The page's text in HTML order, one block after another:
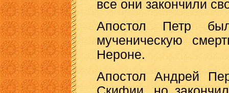
все они закончили
Апостол Петр
мученическую
Нероне.
Апостол Андрей